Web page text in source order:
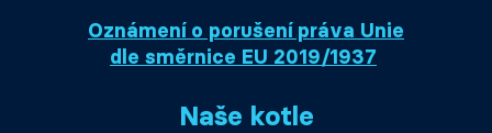
Oznámení o porušení práva Unie
dle směrnice EU 2019/1937
Naše kotle